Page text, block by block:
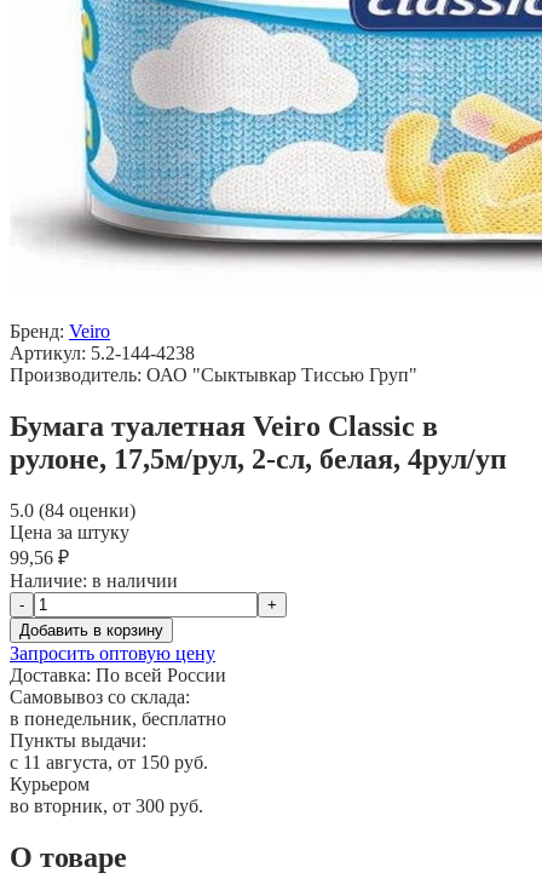
Бренд: Veiro
Артикул: 5.2-144-4238
Производитель: ОАО "Сыктывкар Тиссью Груп"
Бумага туалетная Veiro Classic в
рулоне, 17,5м/рул, 2-сл, белая, 4рул/уп
5.0 (84 оценки)
Цена за штуку
99,56 ₽
Наличие: в наличии
-
+
Добавить в корзину
Запросить оптовую цену
Доставка: По всей России
Самовывоз со склада:
в понедельник, бесплатно
Пункты выдачи:
c 11 августа, от 150 руб.
Курьером
во вторник, от 300 руб.
О товаре